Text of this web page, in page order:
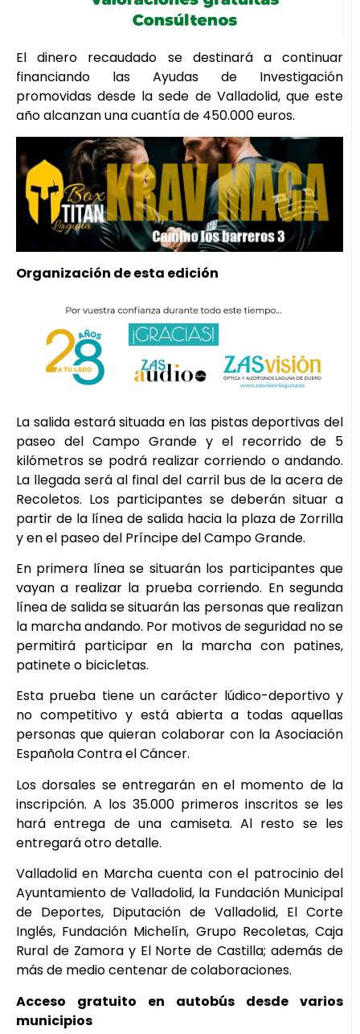
El dinero recaudado se destinará a continuar
financiando las Ayudas de Investigación
promovidas desde la sede de Valladolid, que este
año alcanzan una cuantía de 450.000 euros.
Organización de esta edición
La salida estará situada en las pistas deportivas del
paseo del Campo Grande y el recorrido de 5
kilómetros se podrá realizar corriendo o andando.
La llegada será al final del carril bus de la acera de
Recoletos. Los participantes se deberán situar a
partir de la línea de salida hacia la plaza de Zorrilla
y en el paseo del Príncipe del Campo Grande.
En primera línea se situarán los participantes que
vayan a realizar la prueba corriendo. En segunda
línea de salida se situarán las personas que realizan
la marcha andando. Por motivos de seguridad no se
permitirá participar en la marcha con patines,
patinete o bicicletas.
Esta prueba tiene un carácter lúdico-deportivo y
no competitivo y está abierta a todas aquellas
personas que quieran colaborar con la Asociación
Española Contra el Cáncer.
Los dorsales se entregarán en el momento de la
inscripción. A los 35.000 primeros inscritos se les
hará entrega de una camiseta. Al resto se les
entregará otro detalle.
Valladolid en Marcha cuenta con el patrocinio del
Ayuntamiento de Valladolid, la Fundación Municipal
de Deportes, Diputación de Valladolid, El Corte
Inglés, Fundación Michelín, Grupo Recoletas, Caja
Rural de Zamora y El Norte de Castilla; además de
más de medio centenar de colaboraciones.
Acceso gratuito en autobús desde varios
municipios